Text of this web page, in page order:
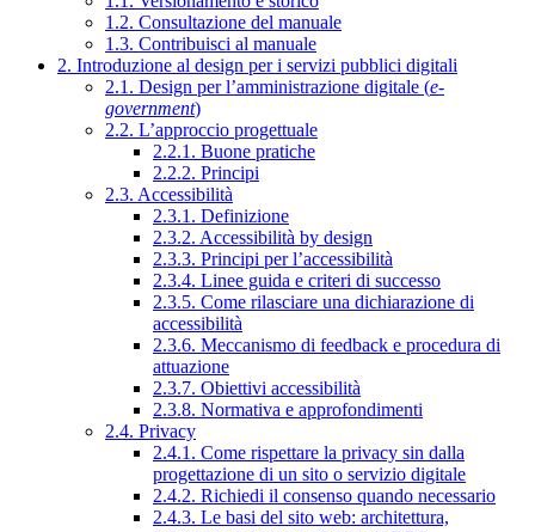
1.2. Consultazione del manuale
1.3. Contribuisci al manuale
2. Introduzione al design per i servizi pubblici digitali
2.1. Design per l’amministrazione digitale (e-
government)
2.2. L’approccio progettuale
2.2.1. Buone pratiche
2.2.2. Principi
2.3. Accessibilità
2.3.1. Definizione
2.3.2. Accessibilità by design
2.3.3. Principi per l’accessibilità
2.3.4. Linee guida e criteri di successo
2.3.5. Come rilasciare una dichiarazione di
accessibilità
2.3.6. Meccanismo di feedback e procedura di
attuazione
2.3.7. Obiettivi accessibilità
2.3.8. Normativa e approfondimenti
2.4. Privacy
2.4.1. Come rispettare la privacy sin dalla
progettazione di un sito o servizio digitale
2.4.2. Richiedi il consenso quando necessario
2.4.3. Le basi del sito web: architettura,